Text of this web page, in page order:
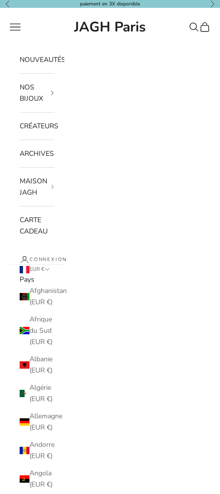
Passer au contenu
Précédent paiement en 3X disponible
JAGH Paris
Menu Recherche
Panier
NOUVEAUTÉS
NOS
BIJOUX
CRÉATEURS
ARCHIVES
MAISON
JAGH
CARTE
CADEAU
CONNEXION
EUR €
Pays
Afghanistan
(EUR €)
Afrique
du Sud
(EUR €)
Albanie
(EUR €)
Algérie
(EUR €)
Allemagne
(EUR €)
Andorre
(EUR €)
Angola
(EUR €)